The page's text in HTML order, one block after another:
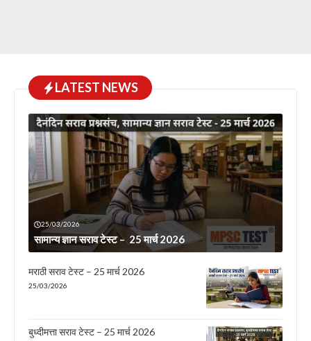
LATEST NEWS
25/03/2026
सामान्य ज्ञान सराव टेस्ट – 25 मार्च 2026
मराठी सराव टेस्ट – 25 मार्च 2026
25/03/2026
बुध्दीमत्ता सराव टेस्ट – 25 मार्च 2026